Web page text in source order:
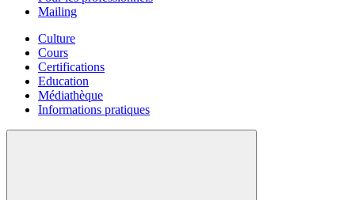
Mailing
Culture
Cours
Certifications
Education
Médiathèque
Informations pratiques